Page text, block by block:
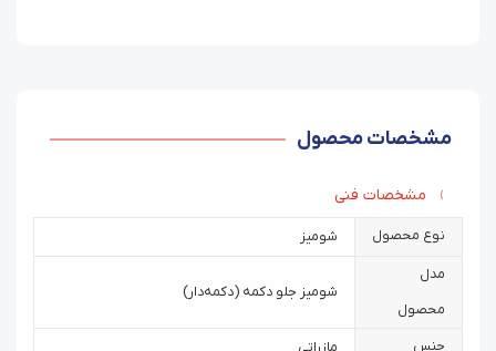
مشخصات محصول
مشخصات فنی
نوع محصول شومیز
مدل
محصول
شومیز جلو دکمه (دکمه‌دار)
جنس مازراتی